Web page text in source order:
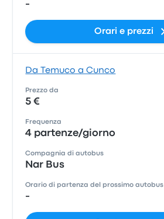
-
Orari e prezzi
Da Temuco a Cunco
Prezzo da
5 €
Frequenza
4 partenze/giorno
Compagnia di autobus
Nar Bus
Orario di partenza del prossimo autobus
-